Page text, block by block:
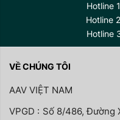
nhiệm, tính tích cực,
tác, nói đi đôi với
phải hiệu quả tối ưu,
hàng, đối tác để
Đội ngũ cán bộ,
Hotline 1
Hotline 2
Hotline
VỀ CHÚNG TÔI
AAV VIỆT NAM
VPGD : Số 8/486, Đường